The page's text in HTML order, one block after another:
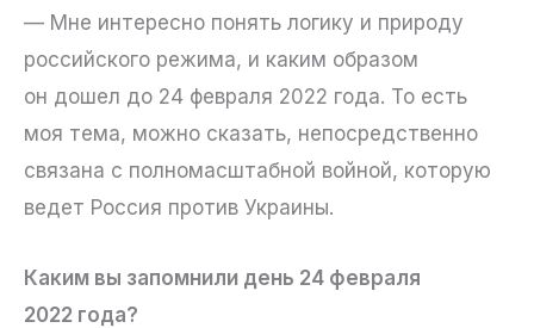
— Мне интересно понять логику и природу
российского режима, и каким образом
он дошел до 24 февраля 2022 года. То есть
моя тема, можно сказать, непосредственно
связана с полномасштабной войной, которую
ведет Россия против Украины.
Каким вы запомнили день 24 февраля
2022 года?